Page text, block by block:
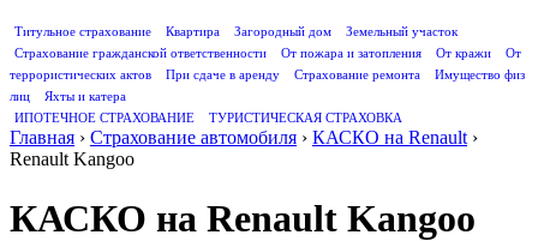
Титульное страхование
Квартира Загородный дом
Земельный участок
Страхование гражданской ответственности
От пожара и затопления От кражи
От
террористических актов
При сдаче в аренду Страхование ремонта
Имущество физ
лиц
Яхты и катера
ИПОТЕЧНОЕ СТРАХОВАНИЕ
ТУРИСТИЧЕСКАЯ СТРАХОВКА
Главная › Страхование автомобиля › КАСКО на Renault ›
Renault Kangoo
КАСКО на Renault Kangoo